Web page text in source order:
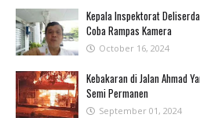
Kepala Inspektorat
Coba Rampas Kamera
October 16, 2024
Kebakaran di Jalan Ahmad
Semi Permanen
September 01, 2024